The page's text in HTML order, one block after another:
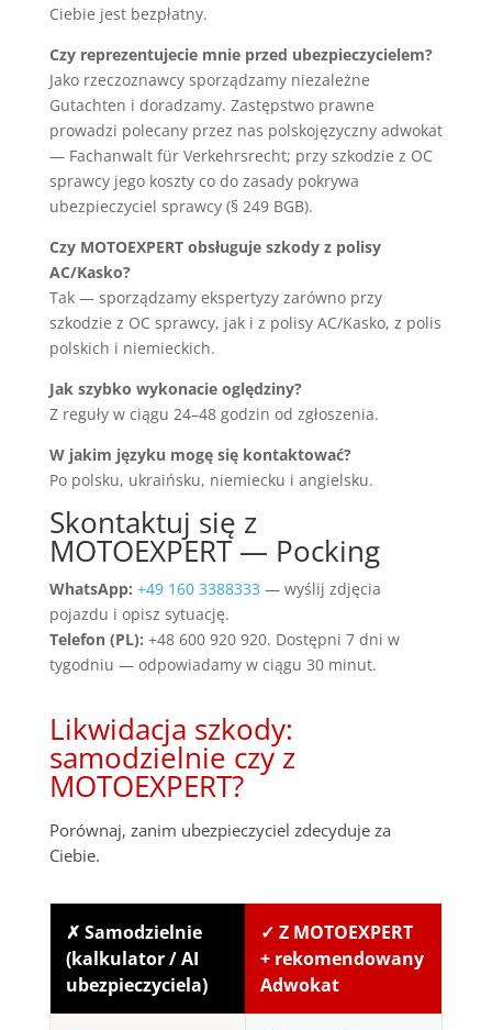
Ciebie jest bezpłatny.
Czy reprezentujecie mnie przed ubezpieczycielem?
Jako rzeczoznawcy sporządzamy niezależne
Gutachten i doradzamy. Zastępstwo prawne
prowadzi polecany przez nas polskojęzyczny adwokat
— Fachanwalt für Verkehrsrecht; przy szkodzie z OC
sprawcy jego koszty co do zasady pokrywa
ubezpieczyciel sprawcy (§ 249 BGB).
Czy MOTOEXPERT obsługuje szkody z polisy
AC/Kasko?
Tak — sporządzamy ekspertyzy zarówno przy
szkodzie z OC sprawcy, jak i z polisy AC/Kasko, z polis
polskich i niemieckich.
Jak szybko wykonacie oględziny?
Z reguły w ciągu 24–48 godzin od zgłoszenia.
W jakim języku mogę się kontaktować?
Po polsku, ukraińsku, niemiecku i angielsku.
Skontaktuj się z
MOTOEXPERT — Pocking
WhatsApp: +49 160 3388333 — wyślij zdjęcia
pojazdu i opisz sytuację.
Telefon (PL): +48 600 920 920. Dostępni 7 dni w
tygodniu — odpowiadamy w ciągu 30 minut.
Likwidacja szkody:
samodzielnie czy z
MOTOEXPERT?
Porównaj, zanim ubezpieczyciel zdecyduje za
Ciebie.
✗ Samodzielnie
(kalkulator / AI
ubezpieczyciela)
✓ Z MOTOEXPERT
+ rekomendowany
Adwokat